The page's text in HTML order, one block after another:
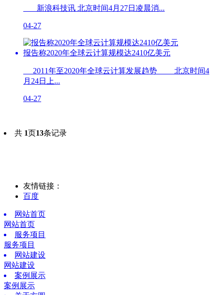
新浪科技讯 北京时间4月27日凌晨消...
04-27
报告称2020年全球云计算规模达2410亿美元
2011年至2020年全球云计算发展趋势 北京时间4
月24日上...
04-27
共 1页13条记录
友情链接：
百度
网站首页
网站首页
服务项目
服务项目
网站建设
网站建设
案例展示
案例展示